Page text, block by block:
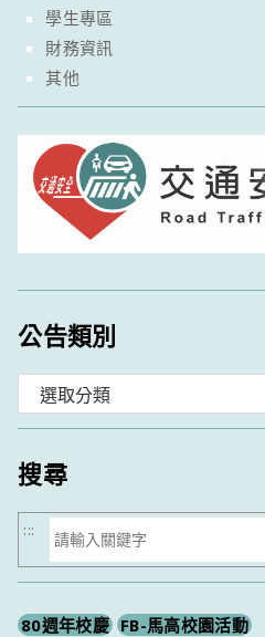
學生專區
財務資訊
其他
公告類別
類
搜尋
搜
尋
:::
80週年校慶 FB-馬高校園活動